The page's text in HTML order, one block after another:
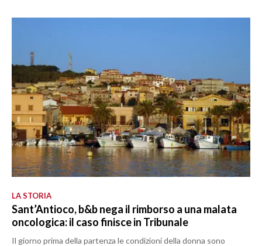
LA STORIA
Sant’Antioco, b&b nega il rimborso a una malata
oncologica: il caso finisce in Tribunale
Il giorno prima della partenza le condizioni della donna sono